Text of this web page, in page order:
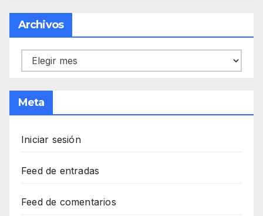
Archivos
Archivos
Meta
Iniciar sesión
Feed de entradas
Feed de comentarios